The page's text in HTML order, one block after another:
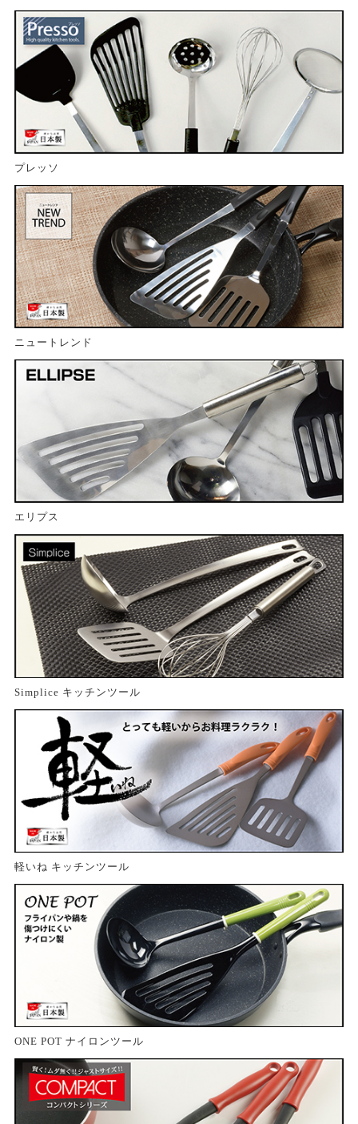
プレッソ
ニュートレンド
エリプス
Simplice キッチンツール
軽いね キッチンツール
ONE POT ナイロンツール